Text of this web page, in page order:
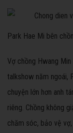
Park Hae Mi bên
Vợ chồng Hwang
talkshow năm ngoái,
chuyện lớn hơn anh
riêng. Chồng không
chăm sóc, bảo vệ